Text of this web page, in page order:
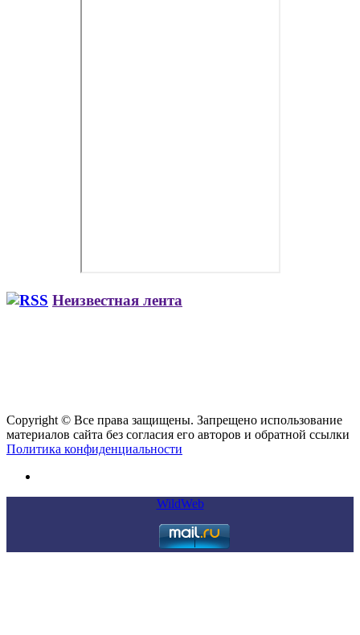
Неизвестная лента
Copyright © Все права защищены. Запрещено использование
материалов сайта без согласия его авторов и обратной ссылки
Политика конфиденциальности
WildWeb